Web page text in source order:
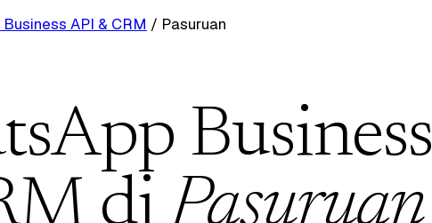
API & CRM / Pasuruan
Business
diPasuruan